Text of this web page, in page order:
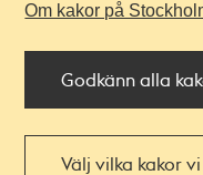
Om kakor på
Godkänn alla
Välj vilka kakor